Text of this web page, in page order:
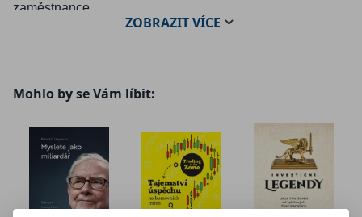
zaměstnance.
z praxe a praktickými tipy. Připravte se na smršť
podnikání
Jak hladce nastartovat podnikání, datová schránka, auto v
podnikání, DPH, nemovitosti, kryptoměny... no prostě
všechna témata, na které narazíte při svém podnikání a to
ZOBRAZITVÍCE
Mohlo by se Vám líbit: